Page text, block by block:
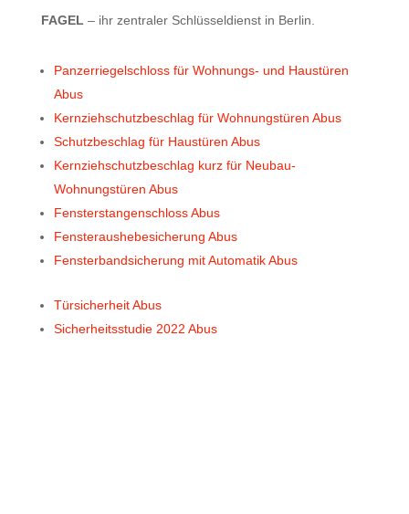
FAGEL – ihr zentraler Schlüsseldienst in Berlin.
Panzerriegelschloss für Wohnungs- und Haustüren
Abus
Kernziehschutzbeschlag für Wohnungstüren Abus
Schutzbeschlag für Haustüren Abus
Kernziehschutzbeschlag kurz für Neubau-
Wohnungstüren Abus
Fensterstangenschloss Abus
Fensteraushebesicherung Abus
Fensterbandsicherung mit Automatik Abus
Türsicherheit Abus
Sicherheitsstudie 2022 Abus